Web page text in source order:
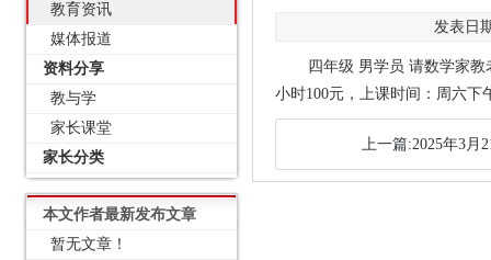
教育资讯
媒体报道
资料分享
教与学
家长课堂
家长分类
本文作者最新发布文章
暂无文章！
发表日
四年级 男学员 请数学家
小时100元，上课时间：周六下
上一篇:2025年3月